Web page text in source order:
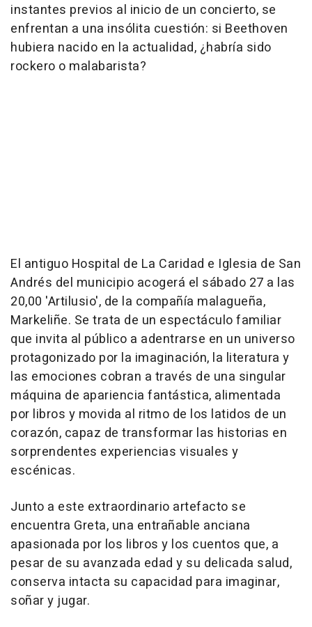
instantes previos al inicio de un concierto, se
enfrentan a una insólita cuestión: si Beethoven
hubiera nacido en la actualidad, ¿habría sido
rockero o malabarista?
El antiguo Hospital de La Caridad e Iglesia de San
Andrés del municipio acogerá el sábado 27 a las
20,00 'Artilusio', de la compañía malagueña,
Markeliñe. Se trata de un espectáculo familiar
que invita al público a adentrarse en un universo
protagonizado por la imaginación, la literatura y
las emociones cobran a través de una singular
máquina de apariencia fantástica, alimentada
por libros y movida al ritmo de los latidos de un
corazón, capaz de transformar las historias en
sorprendentes experiencias visuales y
escénicas.
Junto a este extraordinario artefacto se
encuentra Greta, una entrañable anciana
apasionada por los libros y los cuentos que, a
pesar de su avanzada edad y su delicada salud,
conserva intacta su capacidad para imaginar,
soñar y jugar.